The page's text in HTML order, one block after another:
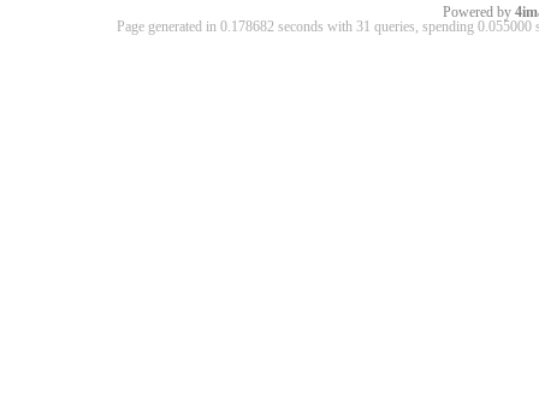
Powered by
Page generated in 0.178682 seconds with 31 queries, spending